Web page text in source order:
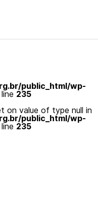
public_html/wp-
235
on value of type null in
public_html/wp-
235